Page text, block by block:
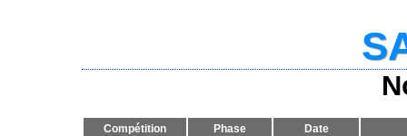
Compétition Phase Date